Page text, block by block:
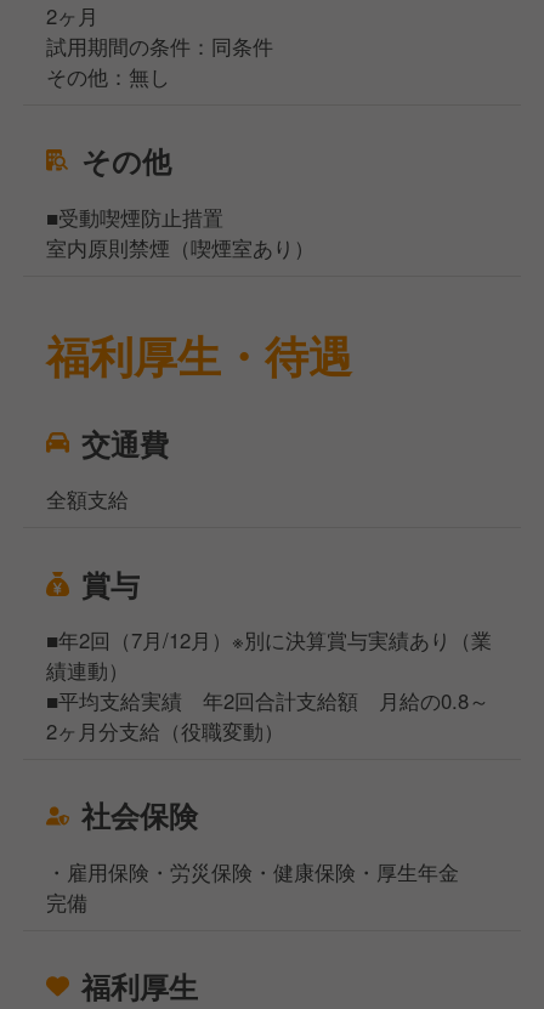
2ヶ月
試用期間の条件：同条件
その他：無し
その他
■受動喫煙防止措置
室内原則禁煙（喫煙室あり）
福利厚生・待遇
交通費
全額支給
賞与
■年2回（7月/12月）※別に決算賞与実績あり（業
績連動）
■平均支給実績 年2回合計支給額 月給の0.8～
2ヶ月分支給（役職変動）
社会保険
・雇用保険・労災保険・健康保険・厚生年金
完備
福利厚生